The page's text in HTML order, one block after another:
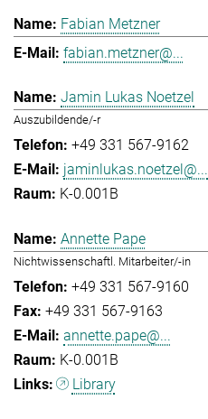
Fabian Metzner
fabian.metzner@...
Jamin Lukas Noetzel
Auszubildende/-r
+49 331 567-9162
jaminlukas.noetzel@...
K-0.001B
Annette Pape
Nichtwissenschaftl. Mitarbeiter/-in
+49 331 567-9160
+49 331 567-9163
annette.pape@...
K-0.001B
Library